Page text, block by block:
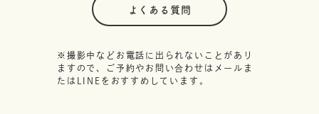
よくある質問
※撮影中などお電話に出られないことがあり
ますので、ご予約やお問い合わせはメールま
たはLINEをおすすめしています。